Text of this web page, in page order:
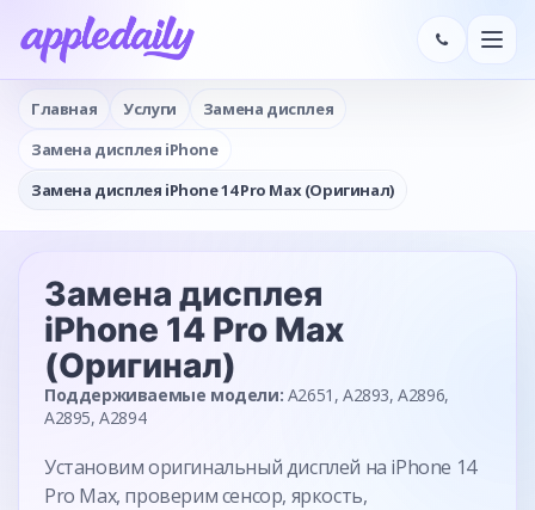
Главная Услуги
Замена дисплея
Замена дисплея iPhone
Замена дисплея iPhone 14 Pro Max (Оригинал)
Замена дисплея
iPhone 14 Pro Max
(Оригинал)
Поддерживаемые модели: A2651, A2893, A2896,
A2895, A2894
Установим оригинальный дисплей на iPhone 14
Pro Max, проверим сенсор, яркость,